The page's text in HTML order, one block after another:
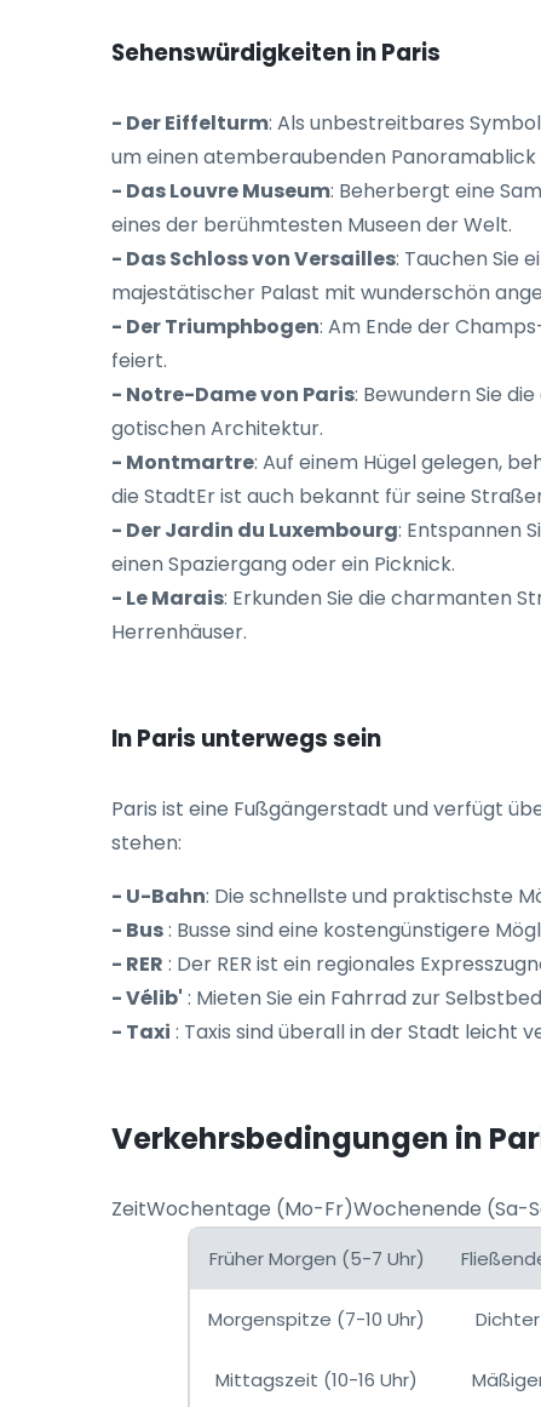
Sehenswürdigkeiten in Paris
- Der Eiffelturm: Als unbestreitbares
um einen atemberaubenden Panoramablick
- Das Louvre Museum: Beherbergt eine
eines der berühmtesten Museen der Welt.
- Das Schloss von Versailles: Tauchen Sie
majestätischer Palast mit wunderschön
- Der Triumphbogen: Am Ende der
feiert.
- Notre-Dame von Paris: Bewundern Sie
gotischen Architektur.
- Montmartre: Auf einem Hügel gelegen,
die StadtEr ist auch bekannt für seine
- Der Jardin du Luxembourg: Entspannen
einen Spaziergang oder ein Picknick.
- Le Marais: Erkunden Sie die charmanten
Herrenhäuser.
In Paris unterwegs sein
Paris ist eine Fußgängerstadt und verfügt
stehen:
- U-Bahn: Die schnellste und praktischste
- Bus: Busse sind eine kostengünstigere
- RER : Der RER ist ein regionales
- Vélib' : Mieten Sie ein Fahrrad zur
- Taxi : Taxis sind überall in der Stadt leicht
Verkehrsbedingungen in
ZeitWochentage (Mo-Fr)Wochenende (Sa-
Früher Morgen (5-7 Uhr)
Morgenspitze (7-10 Uhr)
Mittagszeit (10-16 Uhr)